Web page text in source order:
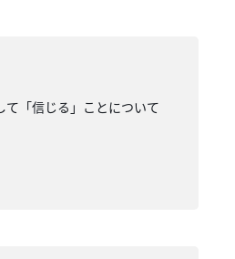
「信じる」ことについて